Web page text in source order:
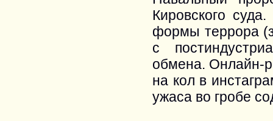
Кировского
формы террора
с
обмена. Онлайн-
на кол в
ужаса во гробе